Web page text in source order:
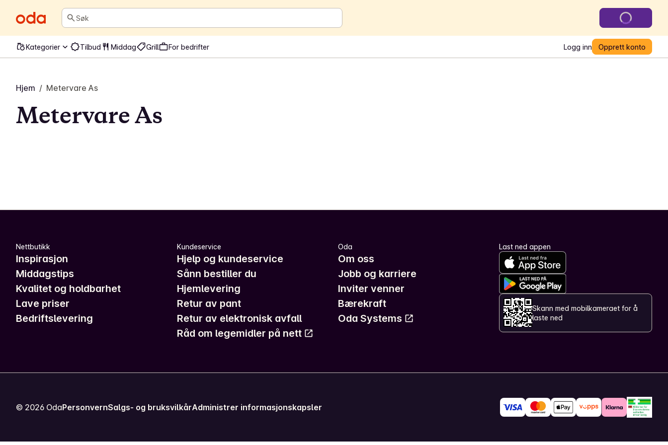
Søk
Kategorier Tilbud Middag Grill For bedrifter Logg inn Opprett konto
Hjem / Metervare As
Metervare As
Nettbutikk
Inspirasjon
Middagstips
Kvalitet og holdbarhet
Lave priser
Bedriftslevering
Kundeservice
Hjelp og kundeservice
Sånn bestiller du
Hjemlevering
Retur av pant
Retur av elektronisk avfall
Råd om legemidler på nett
Oda
Om oss
Jobb og karriere
Inviter venner
Bærekraft
Oda Systems
Last ned appen
Skann med mobilkameraet for å
laste ned
© 2026 OdaPersonvernSalgs- og bruksvilkårAdministrer informasjonskapsler